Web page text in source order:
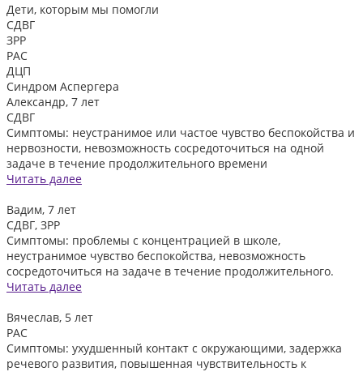
Дети, которым мы помогли
СДВГ
ЗРР
РАС
ДЦП
Синдром Аспергера
Александр, 7 лет
СДВГ
Симптомы: неустранимое или частое чувство беспокойства и
нервозности, невозможность сосредоточиться на одной
задаче в течение продолжительного времени
Читать далее
Вадим, 7 лет
СДВГ, ЗРР
Симптомы: проблемы с концентрацией в школе,
неустранимое чувство беспокойства, невозможность
сосредоточиться на задаче в течение продолжительного.
Читать далее
Вячеслав, 5 лет
РАС
Симптомы: ухудшенный контакт с окружающими, задержка
речевого развития, повышенная чувствительность к